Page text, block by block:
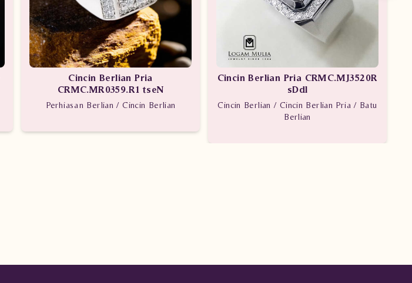
Cincin Berlian Pria
CRMC.MR0359.R1 tseN
Perhiasan Berlian / Cincin Berlian
Cincin Berlian Pria CRMC.MJ3520R
sDdl
Cincin Berlian / Cincin Berlian Pria / Batu
Berlian